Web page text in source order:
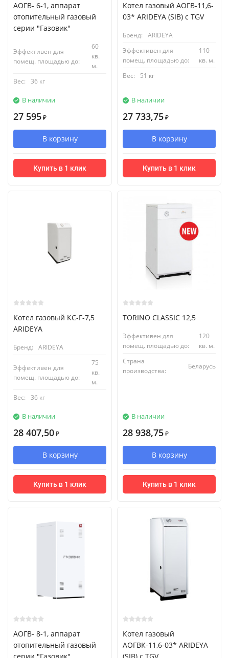
АОГВ- 6-1, аппарат
отопительный газовый
серии "Газовик"
Эффективен для
помещ. площадью до:
60
кв.
м.
Вес:
36 кг
В наличии
27 595 ₽
В корзину
Купить в 1 клик
Котел газовый АОГВ-11,6-
03* ARIDEYA (SIB) с TGV
Бренд:
ARIDEYA
Эффективен для
помещ. площадью до:
110
кв. м.
Вес:
51 кг
В наличии
27 733,75 ₽
В корзину
Купить в 1 клик
Котел газовый КС-Г-7,5
ARIDEYA
Бренд: ARIDEYA
Эффективен для
помещ. площадью до:
75
кв.
м.
Вес:
36 кг
В наличии
28 407,50 ₽
В корзину
Купить в 1 клик
TORINO CLASSIC 12,5
Эффективен для
помещ. площадью до:
120
кв. м.
Страна
производства:
Беларусь
В наличии
28 938,75 ₽
В корзину
Купить в 1 клик
АОГВ- 8-1, аппарат
отопительный газовый
Котел газовый
АОГВК-11,6-03* ARIDEYA